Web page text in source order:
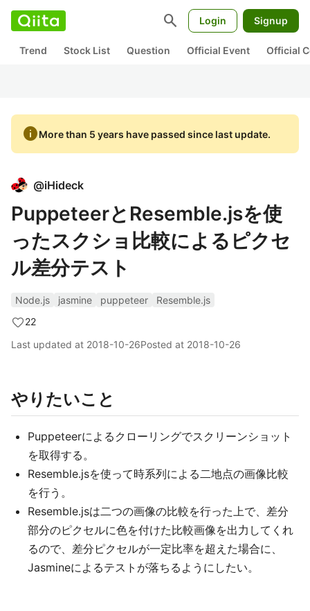
search Login Signup
Trend Stock List Question Official Event Official
infoMore than 5 years have passed since last update.
@iHideck
PuppeteerとResemble.jsを使
ったスクショ比較によるピクセ
ル差分テスト
Node.js jasmine puppeteer
Resemble.js
22
Last updated at 2018-10-26Posted at 2018-10-26
やりたいこと
Puppeteerによるクローリングでスクリーンショット
を取得する。
Resemble.jsを使って時系列による二地点の画像比較
を行う。
Resemble.jsは二つの画像の比較を行った上で、差分
部分のピクセルに色を付けた比較画像を出力してくれ
るので、差分ピクセルが一定比率を超えた場合に、
Jasmineによるテストが落ちるようにしたい。